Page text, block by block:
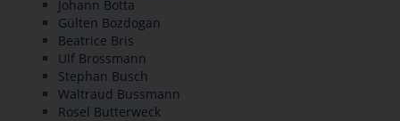
Johann Botta
Gülten Bozdogan
Beatrice Bris
Ulf Brossmann
Stephan Busch
Waltraud Bussmann
Rosel Butterweck